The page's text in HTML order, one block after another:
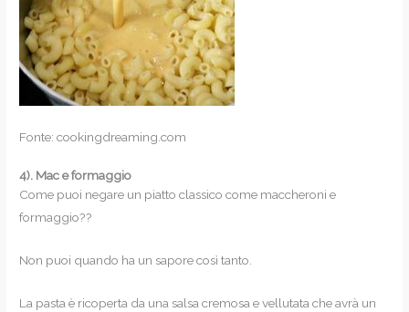
Fonte: cookingdreaming.com
4). Mac e formaggio
Come puoi negare un piatto classico come maccheroni e
formaggio??
Non puoi quando ha un sapore così tanto.
La pasta è ricoperta da una salsa cremosa e vellutata che avrà un